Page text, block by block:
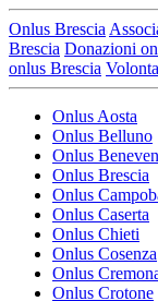
Onlus Brescia
Brescia Donazioni
onlus Brescia
Onlus Aosta
Onlus Belluno
Onlus
Onlus Brescia
Onlus
Onlus Caserta
Onlus Chieti
Onlus Cosenza
Onlus
Onlus Crotone